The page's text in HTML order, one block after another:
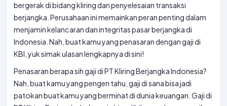
bergerak di bidang kliring dan penyelesaian transaksi
berjangka. Perusahaan ini memainkan peran penting dalam
menjamin kelancaran dan integritas pasar berjangka di
Indonesia. Nah, buat kamu yang penasaran dengan gaji di
KBI, yuk simak ulasan lengkapnya di sini!
Penasaran berapa sih gaji di PT Kliring Berjangka Indonesia?
Nah, buat kamu yang pengen tahu, gaji di sana bisa jadi
patokan buat kamu yang berminat di dunia keuangan. Gaji di